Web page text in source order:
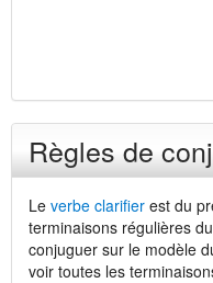
Règles de
Le verbe clarifier est du
terminaisons régulières
conjuguer sur le modèle
voir toutes les